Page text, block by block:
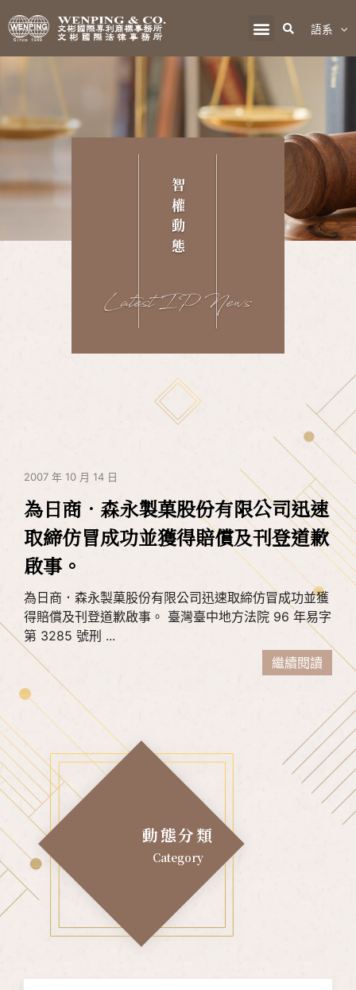
語系
智
權
動
態
動態分類
Category
2007 年 10 月 14 日
為日商．森永製菓股份有限公司迅速
取締仿冒成功並獲得賠償及刊登道歉
啟事。
為日商．森永製菓股份有限公司迅速取締仿冒成功並獲
得賠償及刊登道歉啟事。 臺灣臺中地方法院 96 年易字
第 3285 號刑 ...
繼續閱讀